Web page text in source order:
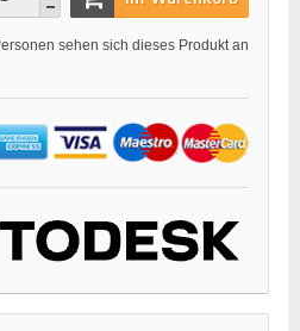
sehen sich dieses Produkt an